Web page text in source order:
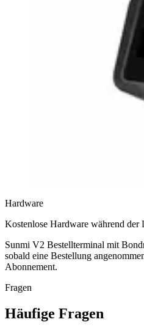
Hardware
Kostenlose Hardware während der
Sunmi V2 Bestellterminal mit
sobald eine Bestellung
Abonnement.
Fragen
Häufige Fragen